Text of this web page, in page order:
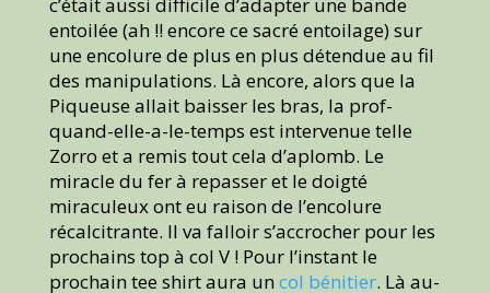
c’était aussi difficile d’adapter une bande
entoilée (ah !! encore ce sacré entoilage) sur
une encolure de plus en plus détendue au fil
des manipulations. Là encore, alors que la
Piqueuse allait baisser les bras, la prof-
quand-elle-a-le-temps est intervenue telle
Zorro et a remis tout cela d’aplomb. Le
miracle du fer à repasser et le doigté
miraculeux ont eu raison de l’encolure
récalcitrante. Il va falloir s’accrocher pour les
prochains top à col V ! Pour l’instant le
prochain tee shirt aura uncol bénitier. Là au-